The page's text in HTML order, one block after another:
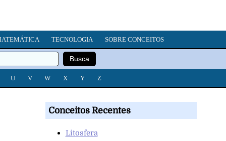
TECNOLOGIA SOBRE CONCEITOS
U V W X Y Z
Conceitos Recentes
Litosfera